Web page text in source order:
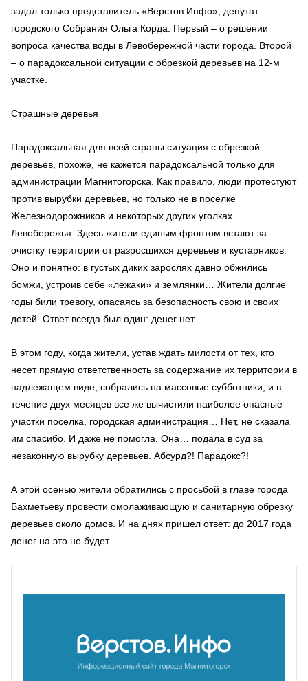
задал только представитель «Верстов.Инфо», депутат
городского Собрания Ольга Корда. Первый – о решении
вопроса качества воды в Левобережной части города. Второй
– о парадоксальной ситуации с обрезкой деревьев на 12-м
участке.
Страшные деревья
Парадоксальная для всей страны ситуация с обрезкой
деревьев, похоже, не кажется парадоксальной только для
администрации Магнитогорска. Как правило, люди протестуют
против вырубки деревьев, но только не в поселке
Железнодорожников и некоторых других уголках
Левобережья. Здесь жители единым фронтом встают за
очистку территории от разросшихся деревьев и кустарников.
Оно и понятно: в густых диких зарослях давно обжились
бомжи, устроив себе «лежаки» и землянки… Жители долгие
годы били тревогу, опасаясь за безопасность свою и своих
детей. Ответ всегда был один: денег нет.
В этом году, когда жители, устав ждать милости от тех, кто
несет прямую ответственность за содержание их территории в
надлежащем виде, собрались на массовые субботники, и в
течение двух месяцев все же вычистили наиболее опасные
участки поселка, городская администрация… Нет, не сказала
им спасибо. И даже не помогла. Она… подала в суд за
незаконную вырубку деревьев. Абсурд?! Парадокс?!
А этой осенью жители обратились с просьбой в главе города
Бахметьеву провести омолаживающую и санитарную обрезку
деревьев около домов. И на днях пришел ответ: до 2017 года
денег на это не будет.